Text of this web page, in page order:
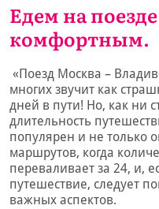
Едем на
комфортным.
«Поезд Москва –
многих звучит как
дней в пути! Но, как ни
длительность
популярен и не только
маршрутов, когда
переваливает за 24, и,
путешествие, следует
важных аспектов.